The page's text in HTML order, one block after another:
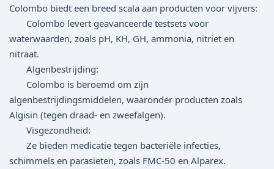
Colombo biedt een breed scala aan producten voor vijvers:
Colombo levert geavanceerde testsets voor
waterwaarden, zoals pH, KH, GH, ammonia, nitriet en
nitraat.
Algenbestrijding:
Colombo is beroemd om zijn
algenbestrijdingsmiddelen, waaronder producten zoals
Algisin (tegen draad- en zweefalgen).
Visgezondheid:
Ze bieden medicatie tegen bacteriële infecties,
schimmels en parasieten, zoals FMC-50 en Alparex.